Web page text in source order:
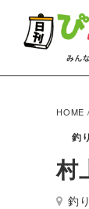
HOME
釣
村
釣